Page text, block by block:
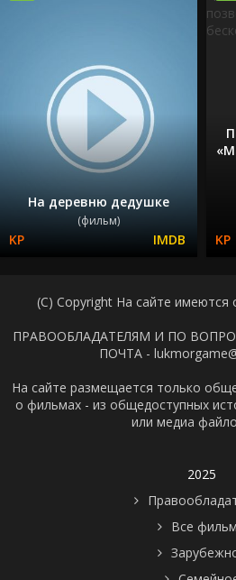
На деревню дедушке
(фильм)
(C) Copyright На сайте имеются
ПРАВООБЛАДАТЕЛЯМ И ПО
ПОЧТА -
На сайте размещается только
о фильмах - из общедоступных
или медиа
2025
Все